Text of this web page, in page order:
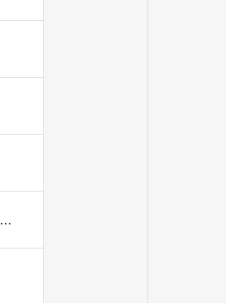
（受付終了）関西スポーツビジョン アドバンスインストラクター講習会 開催のお知らせ